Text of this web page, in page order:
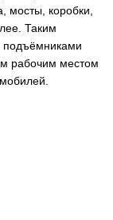
мосты, коробки,
Таким
подъёмниками
рабочим местом